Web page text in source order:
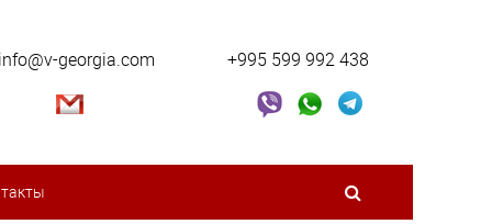
georgia.com +995 599 992 438